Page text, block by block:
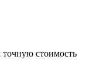
точную стоимость